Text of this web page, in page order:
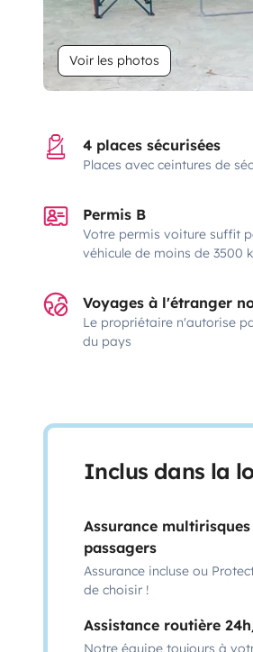
Voir les photos
4 places sécurisées
Places avec ceintures de
Permis B
Votre permis voiture suffit
véhicule de moins de 3500
Voyages à l'étranger
Le propriétaire n'autorise
du pays
Inclus dans la
Assurance
passagers
Assurance incluse ou
de choisir !
Assistance routière
Notre équipe toujours à